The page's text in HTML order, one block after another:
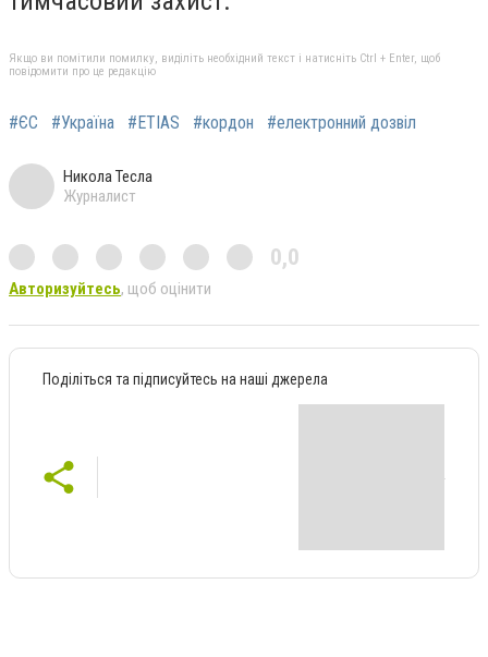
Якщо ви помітили помилку, виділіть необхідний текст і натисніть Ctrl + Enter, щоб
повідомити про це редакцію
#ЄС #Україна #ETIAS #кордон #електронний дозвіл
Никола Тесла
Журналист
0,0
Авторизуйтесь, щоб оцінити
Поділіться та підписуйтесь на наші джерела